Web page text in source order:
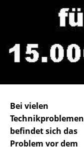
Bei vielen
Technikproblemen
befindet sich das
Problem vor dem